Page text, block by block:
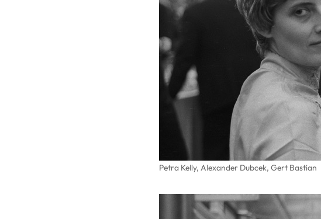
Petra Kelly, Alexander Dubcek, Gert Bastian